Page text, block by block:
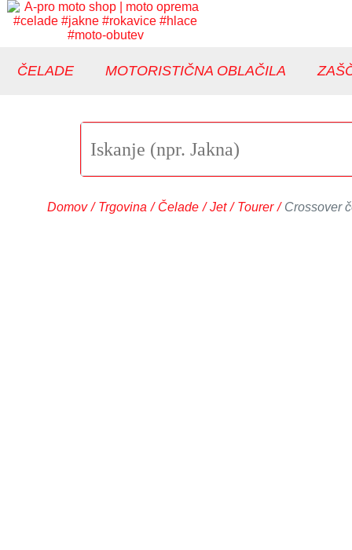
ČELADE MOTORISTIČNA OBLAČILA
Domov / Trgovina / Čelade / Jet / Tourer / Crossover